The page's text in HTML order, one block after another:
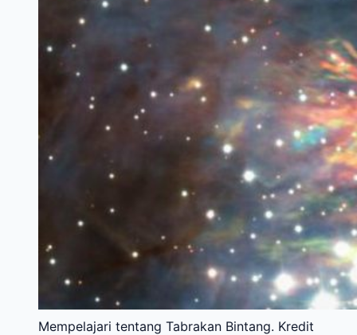
Mempelajari tentang Tabrakan Bintang. Kredit